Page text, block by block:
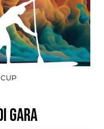
GARA